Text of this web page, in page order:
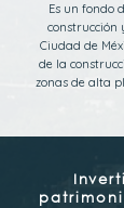
Es un fondo
construcción
Ciudad de
de la
zonas de alta